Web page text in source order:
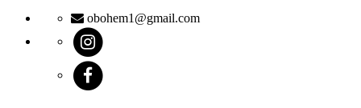
obohem1@gmail.com